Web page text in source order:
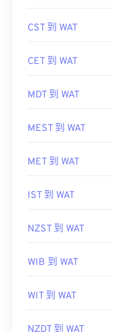
CST 到 WAT
CET 到 WAT
MDT 到 WAT
MEST 到 WAT
MET 到 WAT
IST 到 WAT
NZST 到 WAT
WIB 到 WAT
WIT 到 WAT
NZDT 到 WAT